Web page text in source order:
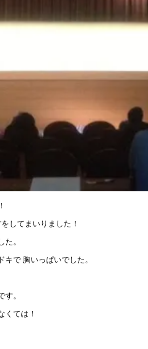
してまいりました！
。
で 胸いっぱいでした。
。
くては！